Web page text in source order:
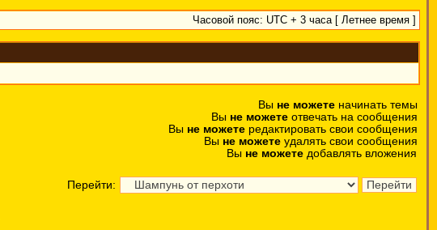
Часовой пояс: UTC + 3 часа [ Летнее время ]
Вы не можете начинать темы
Вы не можете отвечать на сообщения
Вы не можете редактировать свои сообщения
Вы не можете удалять свои сообщения
Вы не можете добавлять вложения
Перейти: